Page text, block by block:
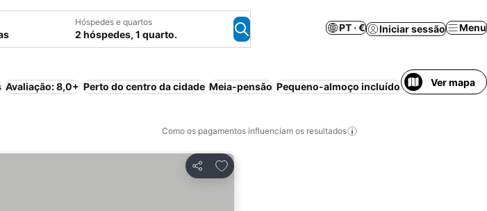
Hóspedes e quartos
2 hóspedes, 1 quarto.
PT · € Iniciar sessão Menu
Avaliação: 8,0+ Perto do centro da cidade Meia-pensão Pequeno-almoço incluído PiscinaVer mapa
Como os pagamentos influenciam os resultados
Partilhar
Adicionar aos favoritos